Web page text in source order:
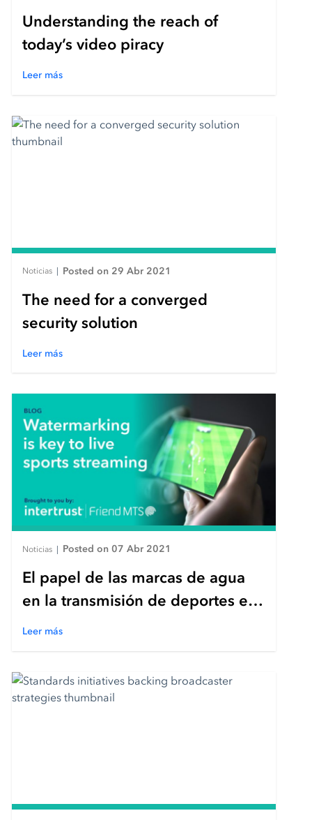
Understanding the reach of
today’s video piracy
Leer más
Noticias Posted on 29 Abr 2021
The need for a converged
security solution
Leer más
Noticias | Posted on 07 Abr 2021
El papel de las marcas de agua
en la transmisión de deportes en
vivo
Leer más